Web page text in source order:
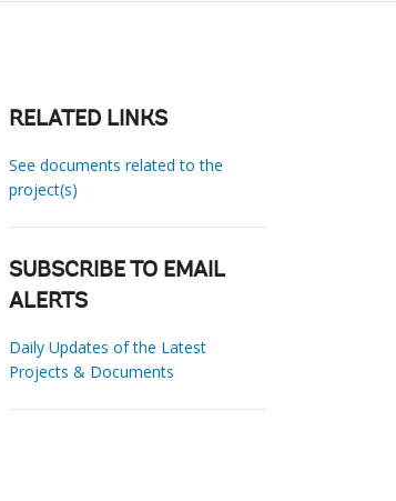
RELATED LINKS
See documents related to the
project(s)
SUBSCRIBE TO EMAIL
ALERTS
Daily Updates of the Latest
Projects & Documents